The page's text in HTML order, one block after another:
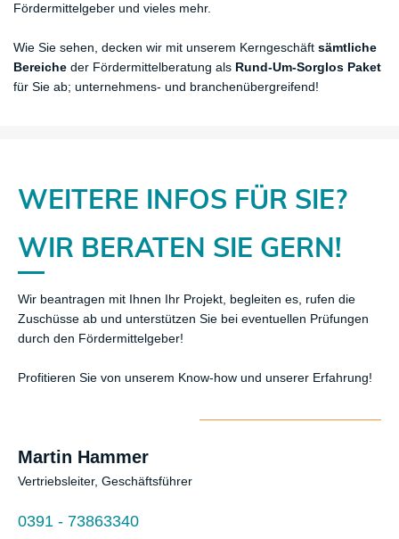
Fördermittelgeber und vieles mehr.
Wie Sie sehen, decken wir mit unserem Kerngeschäft sämtliche
Bereiche der Fördermittelberatung als Rund-Um-Sorglos Paket
für Sie ab; unternehmens- und branchenübergreifend!
WEITERE INFOS FÜR SIE?
​WIR BERATEN SIE GERN!
Wir beantragen mit Ihnen Ihr Projekt, begleiten es, rufen die
Zuschüsse ab und unterstützen Sie bei eventuellen Prüfungen
durch den Fördermittelgeber!
Profitieren Sie von unserem Know-how und unserer Erfahrung!
Martin Hammer
Vertriebsleiter, Geschäftsführer
0391 - 73863340